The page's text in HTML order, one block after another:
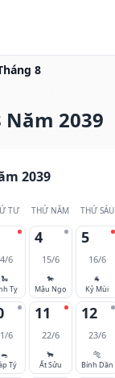
8
Năm 2039
2039
TƯ THỨ NĂM THỨ SÁU
6
🐍
Tỵ
4
15/6
🐎
Mậu Ngọ
5
16/6
🐐
Kỷ Mùi
6
🐀
Tý
11
22/6
🐂
Ất Sửu
12
23/6
🐅
Bính Dần